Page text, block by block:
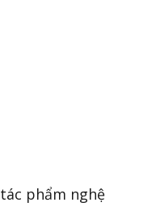
phẩm nghệ